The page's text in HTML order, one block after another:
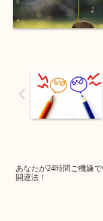
あなたが24時間ご機嫌
開運法！